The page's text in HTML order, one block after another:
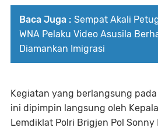
Baca Juga : Sempat Akali
WNA Pelaku Video Asusila
Diamankan Imigrasi
Kegiatan yang berlangsung pada
ini dipimpin langsung oleh
Lemdiklat Polri Brigjen Pol Sonny